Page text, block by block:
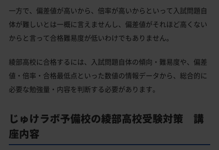
一方で、偏差値が高いから、倍率が高いからといって入試問題自
体が難しいとは一概に言えませんし、偏差値がそれほど高くない
からと言って合格難易度が低いわけでもありません。
綾部高校に合格するには、入試問題自体の傾向・難易度や、偏差
値・倍率・合格最低点といった数値の情報データから、総合的に
必要な勉強量・内容を判断する必要があります。
じゅけラボ予備校の綾部高校受験対策 講
座内容